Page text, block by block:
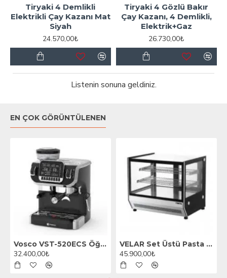
Tiryaki 4 Demlikli
Elektrikli Çay Kazanı Mat
Siyah
24.570,00₺
Tiryaki 4 Gözlü Bakır
Çay Kazanı, 4 Demlikli,
Elektrik+Gaz
26.730,00₺
Listenin sonuna geldiniz.
EN ÇOK GÖRÜNTÜLENEN
Vosco VST-520ECS Öğütücülü Barista Espresso Kahve Makinesi, 1 Gruplu, Siyah
32.400,00₺
VELAR Set Üstü Pasta Teşhir Dolabı, 70 cm
45.900,00₺